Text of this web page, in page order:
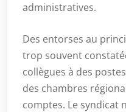
administratives.
Des entorses au
trop souvent
collègues à des
des chambres
comptes. Le syndicat